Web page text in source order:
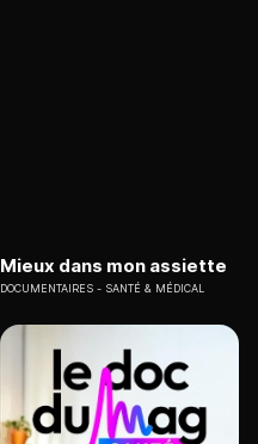
Mieux dans mon assiette
DOCUMENTAIRES SANTÉ & MÉDICAL